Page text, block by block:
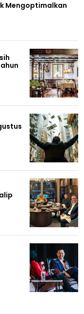
Mengoptimalkan